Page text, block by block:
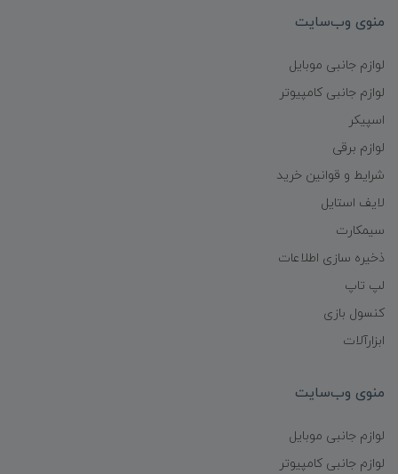
منوی وب‌سایت
لوازم جانبی موبایل
لوازم جانبی کامپیوتر
اسپیکر
لوازم برقی
شرایط و قوانین خرید
لایف استایل
سیمکارت
ذخیره سازی اطلاعات
لپ تاپ
کنسول بازی
ابزارآلات
منوی وب‌سایت
لوازم جانبی موبایل
لوازم جانبی کامپیوتر